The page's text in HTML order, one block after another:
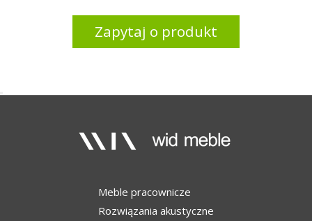
Zapytaj o produkt
Meble pracownicze
Rozwiązania akustyczne